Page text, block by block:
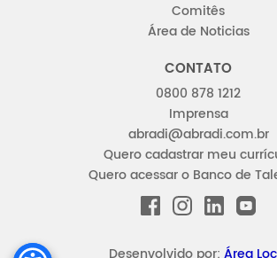
Comitês
Área de Noticias
CONTATO
0800 878 1212
Imprensa
abradi@abradi.com.br
Quero cadastrar meu
Quero acessar o Banco de
FACEBOOK
INSTAGRAM
LINKEDIN